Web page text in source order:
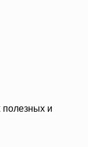
и